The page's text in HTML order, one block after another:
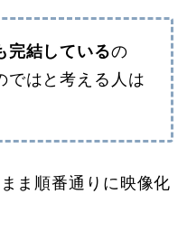
完結しているの
ではと考える人は
ま順番通りに映像化